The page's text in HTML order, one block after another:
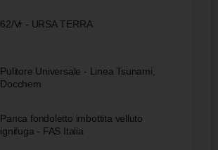
62/Vr - URSA TERRA
Pulitore Universale - Linea Tsunami,
Docchem
Panca fondoletto imbottita velluto
ignifuga - FAS Italia